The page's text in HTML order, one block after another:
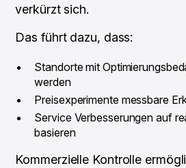
verkürzt sich.
Das führt dazu, dass:
Standorte mit
werden
Preisexperimente messbare
Service Verbesserungen auf
basieren
Kommerzielle Kontrolle